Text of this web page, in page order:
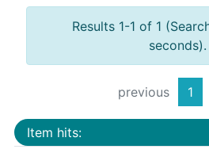
Results 1-1 of 1
seconds).
previous 1
Item hits: